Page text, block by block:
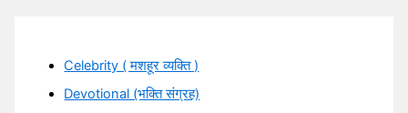
Celebrity ( मशहूर व्यक्ति )
Devotional (भक्ति संग्रह)